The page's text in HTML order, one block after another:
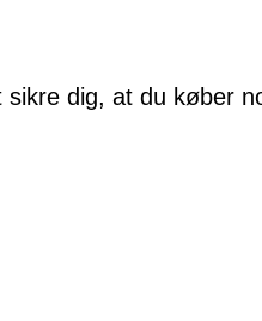
dig, at du køber